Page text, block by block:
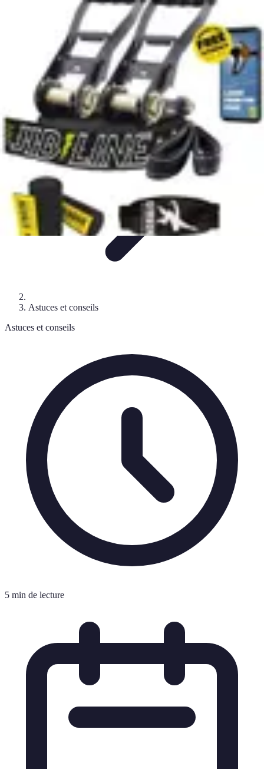
Promotions Soldes
Astuces et Conseils Stratégies et Astuces
Stratégies
Tendances
Promotions Soldes
Astuces et conseils
Astuces et conseils
5 min de lecture